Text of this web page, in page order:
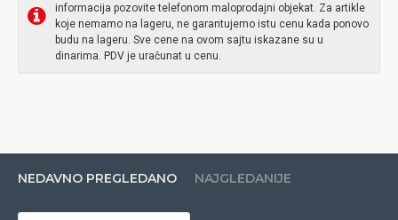
informacija pozovite telefonom maloprodajni objekat. Za artikle
koje nemamo na lageru, ne garantujemo istu cenu kada ponovo
budu na lageru. Sve cene na ovom sajtu iskazane su u
dinarima. PDV je uračunat u cenu.
NEDAVNO PREGLEDANO NAJGLEDANIJE